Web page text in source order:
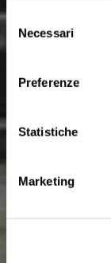
Selezione
delNecessari
Preferenze
Statistiche
Marketing